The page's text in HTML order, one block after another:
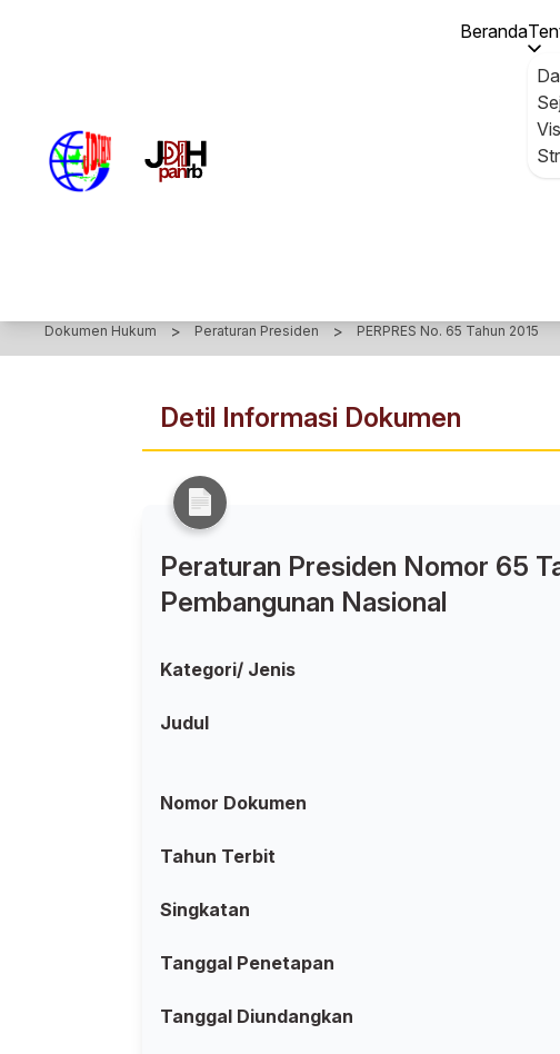
Beranda
Dokumen Hukum > Peraturan Presiden > PERPRES No. 65 Tahun 2015
Detil Informasi Dokumen
Peraturan Presiden Nomor 65
Pembangunan Nasional
Kategori/ Jenis
Judul
Nomor Dokumen
Tahun Terbit
Singkatan
Tanggal Penetapan
Tanggal Diundangkan